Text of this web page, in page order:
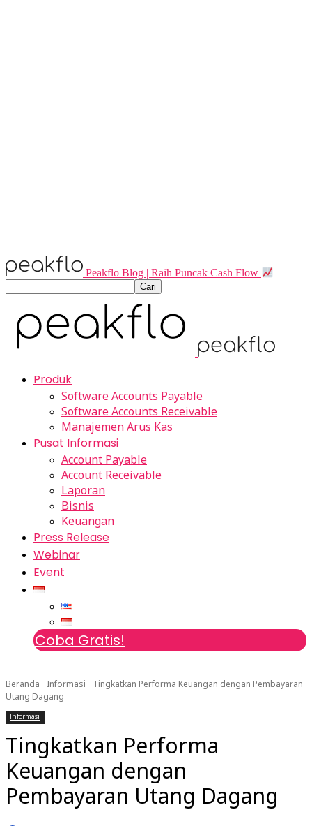
Peakflo Blog | Raih Puncak Cash Flow
Produk
Software Accounts Payable
Software Accounts Receivable
Manajemen Arus Kas
Pusat Informasi
Account Payable
Account Receivable
Laporan
Bisnis
Keuangan
Press Release
Webinar
Event
Coba Gratis!
Beranda Informasi
Tingkatkan Performa Keuangan dengan Pembayaran
Utang Dagang ​
Informasi
Tingkatkan Performa
Keuangan dengan
Pembayaran Utang Dagang ​